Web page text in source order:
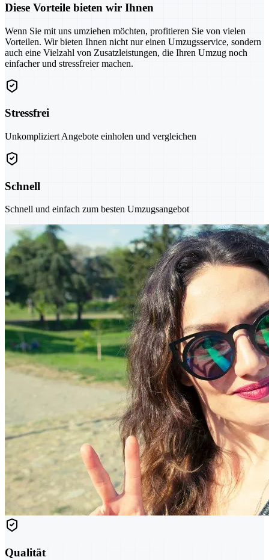
Diese Vorteile bieten wir Ihnen
Wenn Sie mit uns umziehen möchten, profitieren Sie von vielen
Vorteilen. Wir bieten Ihnen nicht nur einen Umzugsservice, sondern
auch eine Vielzahl von Zusatzleistungen, die Ihren Umzug noch
einfacher und stressfreier machen.
Stressfrei
Unkompliziert Angebote einholen und vergleichen
Schnell
Schnell und einfach zum besten Umzugsangebot
Qualität